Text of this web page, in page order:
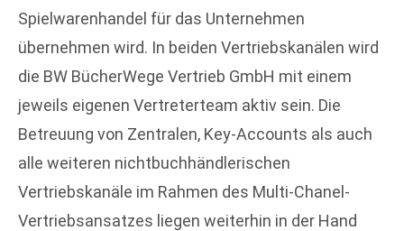
Spielwarenhandel für das Unternehmen
übernehmen wird. In beiden Vertriebskanälen wird
die BW BücherWege Vertrieb GmbH mit einem
jeweils eigenen Vertreterteam aktiv sein. Die
Betreuung von Zentralen, Key-Accounts als auch
alle weiteren nichtbuchhändlerischen
Vertriebskanäle im Rahmen des Multi-Chanel-
Vertriebsansatzes liegen weiterhin in der Hand